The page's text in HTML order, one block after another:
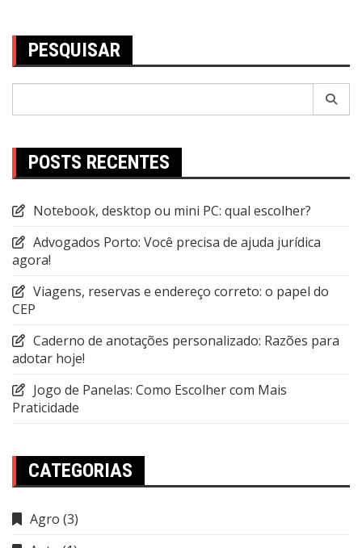
PESQUISAR
POSTS RECENTES
Notebook, desktop ou mini PC: qual escolher?
Advogados Porto: Você precisa de ajuda jurídica
agora!
Viagens, reservas e endereço correto: o papel do
CEP
Caderno de anotações personalizado: Razões para
adotar hoje!
Jogo de Panelas: Como Escolher com Mais
Praticidade
CATEGORIAS
Agro (3)